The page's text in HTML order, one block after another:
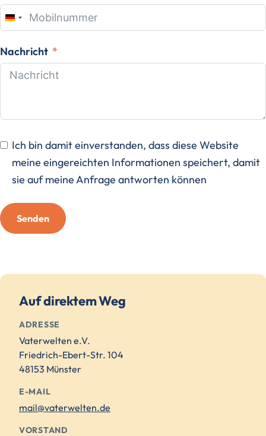
Germany
Nachricht
Ich bin damit einverstanden, dass diese Website
meine eingereichten Informationen speichert, damit
sie auf meine Anfrage antworten können
Senden
Auf direktem Weg
ADRESSE
Vaterwelten e.V.
Friedrich-Ebert-Str. 104
48153 Münster
E-MAIL
mail@vaterwelten.de
VORSTAND